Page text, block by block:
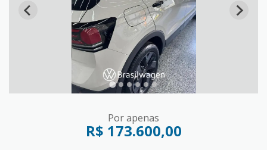
Por apenas
R$ 173.600,00